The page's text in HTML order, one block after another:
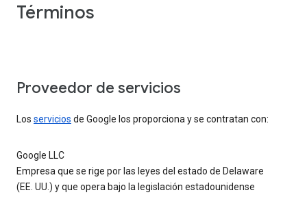
Términos
Proveedor de servicios
Los servicios de Google los proporciona y se contratan con:
Google LLC
Empresa que se rige por las leyes del estado de Delaware
(EE. UU.) y que opera bajo la legislación estadounidense